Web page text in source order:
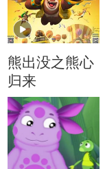
熊出没之熊心
归来